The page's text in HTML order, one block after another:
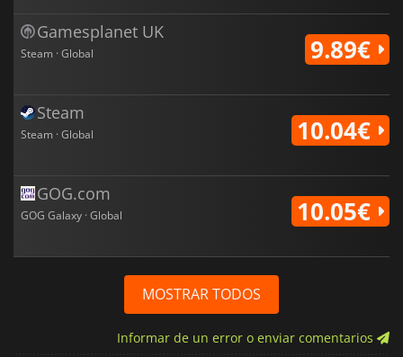
Gamesplanet UK
Steam · Global 9.89€
Steam
Steam · Global 10.04€
GOG.com
GOG Galaxy · Global 10.05€
MOSTRAR TODOS
Informar de un error o enviar comentarios